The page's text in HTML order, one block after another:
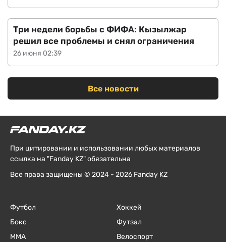
26 июня 02:39
Три недели борьбы с ФИФА: Кызылжар
решил все проблемы и снял ограничения
Все новости
При цитировании и использовании любых материалов
ссылка на "Fanday KZ" обязательна
Все права защищены © 2024 - 2026 Fanday KZ
Футбол
Бокс
ММА
Хоккей
Футзал
Велоспорт